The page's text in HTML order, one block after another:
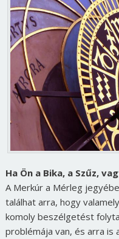
Ha Ön a Bika, a Szűz,
A Merkúr a Mérleg
találhat arra, hogy
komoly beszélgetést
problémája van, és arra is